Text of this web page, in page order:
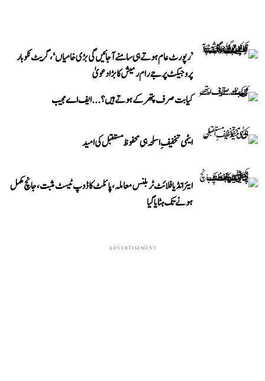
’رپورٹ عام ہوتے ہی سامنے آ جائیں گی بڑی خامیاں‘، گریٹ نکوبار
پروجیکٹ پر جے رام رمیش کا بڑا دعویٰ
کیا بت صرف پتھر کے ہوتے ہیں؟...ایف اے مجیب
ایٹمی تخفیفِ اسلحہ ہی محفوظ مستقبل کی امید
ایئر انڈیا فلائٹ ٹربلنس معاملہ، پائلٹ کا ڈوپ ٹیسٹ مثبت، جانچ مکمل
ہونے تک ہٹایا گیا
ADVERTISEMENT